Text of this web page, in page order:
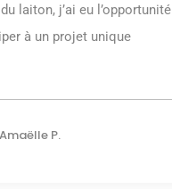
laiton, j’ai eu l’opportunité
à un projet unique
Amaëlle P.